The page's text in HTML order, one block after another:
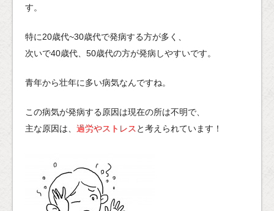
す。
特に20歳代~30歳代で発病する方が多く、
次いで40歳代、50歳代の方が発病しやすいです。
青年から壮年に多い病気なんですね。
この病気が発病する原因は現在の所は不明で、
主な原因は、 過労やストレス と考えられています！